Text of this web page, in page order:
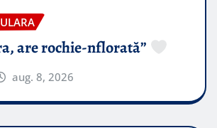
are rochie-nflorată”
aug. 8, 2026